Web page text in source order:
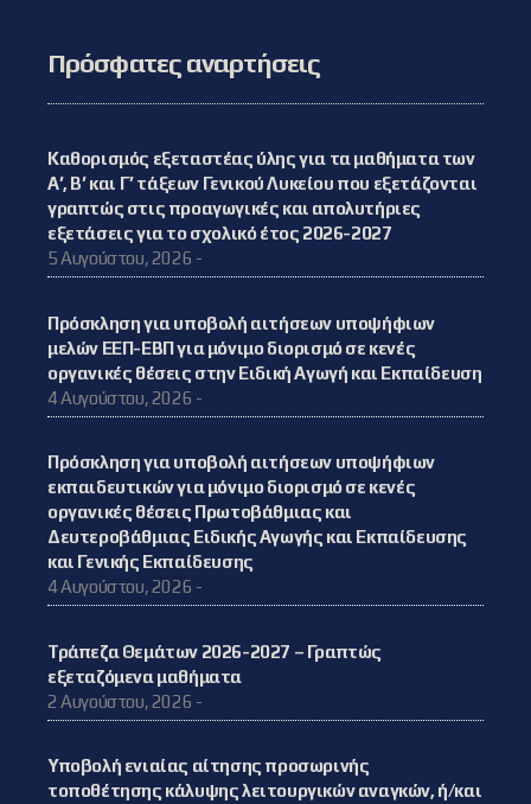
Πρόσφατες αναρτήσεις
Καθορισμός εξεταστέας ύλης για τα μαθήματα των
Α’, Β’ και Γ’ τάξεων Γενικού Λυκείου που εξετάζονται
γραπτώς στις προαγωγικές και απολυτήριες
εξετάσεις για το σχολικό έτος 2026-2027
5 Αυγούστου, 2026 -
Πρόσκληση για υποβολή αιτήσεων υποψήφιων
μελών ΕΕΠ-ΕΒΠ για μόνιμο διορισμό σε κενές
οργανικές θέσεις στην Ειδική Αγωγή και Εκπαίδευση
4 Αυγούστου, 2026 -
Πρόσκληση για υποβολή αιτήσεων υποψήφιων
εκπαιδευτικών για μόνιμο διορισμό σε κενές
οργανικές θέσεις Πρωτοβάθμιας και
Δευτεροβάθμιας Ειδικής Αγωγής και Εκπαίδευσης
και Γενικής Εκπαίδευσης
4 Αυγούστου, 2026 -
Τράπεζα Θεμάτων 2026-2027 – Γραπτώς
εξεταζόμενα μαθήματα
2 Αυγούστου, 2026 -
Υποβολή ενιαίας αίτησης προσωρινής
τοποθέτησης κάλυψης λειτουργικών αναγκών, ή/και